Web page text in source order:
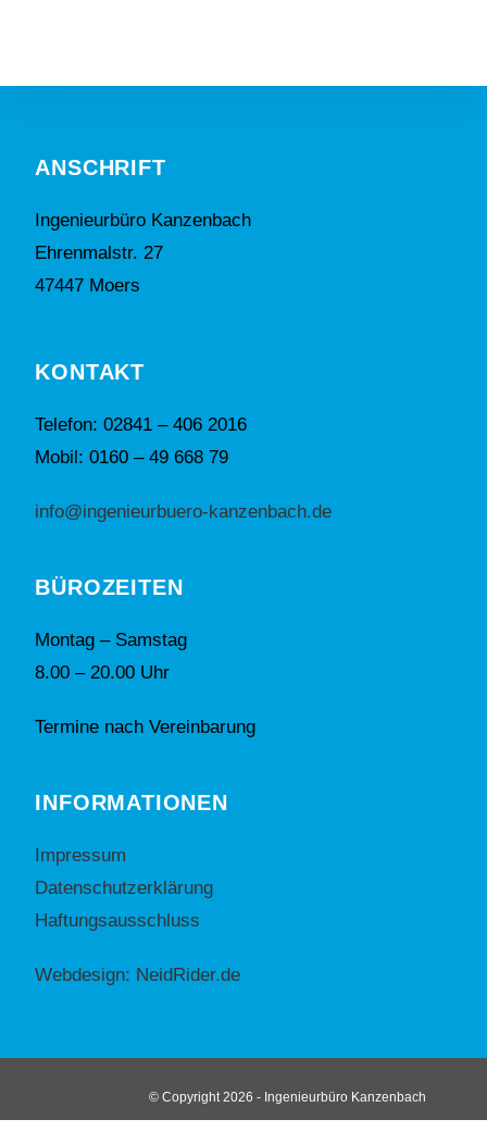
ANSCHRIFT
Ingenieurbüro Kanzenbach
Ehrenmalstr. 27
47447 Moers
KONTAKT
Telefon: 02841 – 406 2016
Mobil: 0160 – 49 668 79
info@ingenieurbuero-kanzenbach.de
BÜROZEITEN
Montag – Samstag
8.00 – 20.00 Uhr
Termine nach Vereinbarung
INFORMATIONEN
Impressum
Datenschutzerklärung
Haftungsausschluss
Webdesign: NeidRider.de
© Copyright 2026 - Ingenieurbüro Kanzenbach